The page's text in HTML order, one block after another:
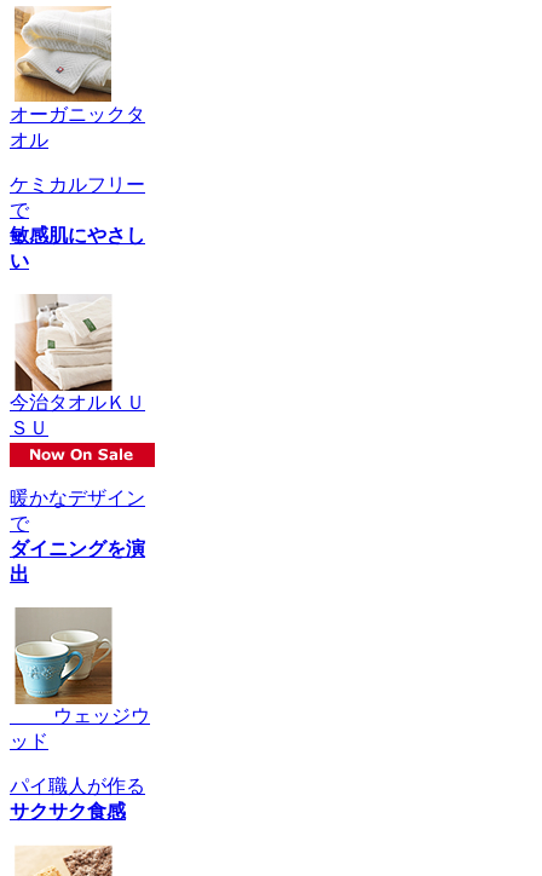
オーガニックタ
オル
ケミカルフリー
で
敏感肌にやさし
い
今治タオルＫＵ
ＳＵ
暖かなデザイン
で
ダイニングを演
出
ウェッジウ
ッド
パイ職人が作る
サクサク食感